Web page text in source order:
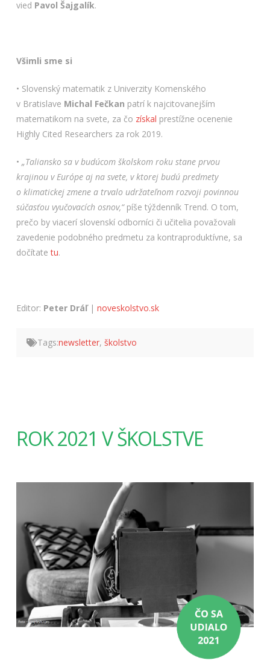
vied Pavol Šajgalík.
Všimli sme si
• Slovenský matematik z Univerzity Komenského
v Bratislave Michal Fečkan patrí k najcitovanejším
matematikom na svete, za čo získal prestížne ocenenie
Highly Cited Researchers za rok 2019.
• „Taliansko sa v budúcom školskom roku stane prvou
krajinou v Európe aj na svete, v ktorej budú predmety
o klimatickej zmene a trvalo udržateľnom rozvoji povinnou
súčasťou vyučovacích osnov,“píše týždenník Trend. O tom,
prečo by viacerí slovenskí odborníci či učitelia považovali
zavedenie podobného predmetu za kontraproduktívne, sa
dočítatetu.
Editor: Peter Dráľ| noveskolstvo.sk
Tags:newsletter,školstvo
ROK 2021 V ŠKOLSTVE